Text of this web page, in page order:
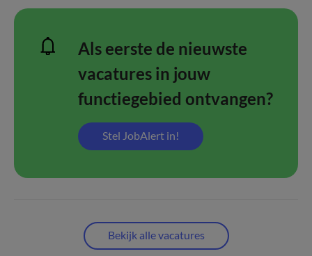
Als eerste de nieuwste
vacatures in jouw
functiegebied ontvangen?
Stel JobAlert in!
Bekijk alle vacatures